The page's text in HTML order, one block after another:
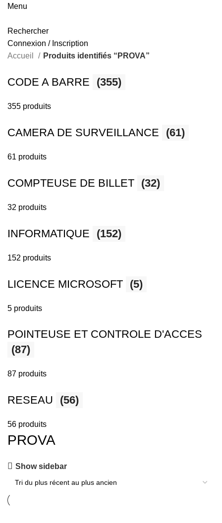
Menu
Rechercher
Connexion / Inscription
Accueil
Produits identifiés “PROVA”
CODE A BARRE (355)
355 produits
CAMERA DE SURVEILLANCE (61)
61 produits
COMPTEUSE DE BILLET (32)
32 produits
INFORMATIQUE (152)
152 produits
LICENCE MICROSOFT (5)
5 produits
POINTEUSE ET CONTROLE D'ACCES
(87)
87 produits
RESEAU (56)
56 produits
PROVA
Show sidebar